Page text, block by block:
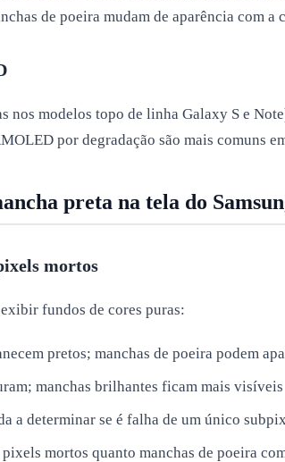
de poeira mudam de aparência com a
nos modelos topo de linha Galaxy S e
por degradação são mais
preta na tela do
mortos
fundos de cores puras:
pretos; manchas de poeira podem
manchas brilhantes ficam mais visíveis
a determinar se é falha de um único
mortos quanto manchas de poeira